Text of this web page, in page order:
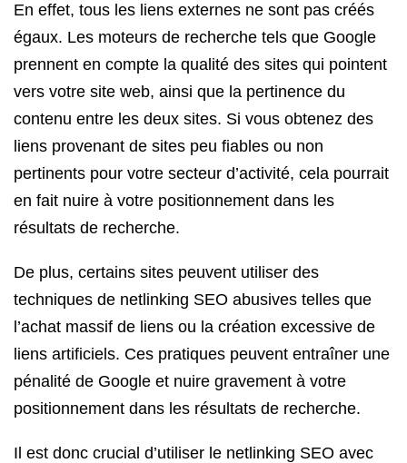
En effet, tous les liens externes ne sont pas créés
égaux. Les moteurs de recherche tels que Google
prennent en compte la qualité des sites qui pointent
vers votre site web, ainsi que la pertinence du
contenu entre les deux sites. Si vous obtenez des
liens provenant de sites peu fiables ou non
pertinents pour votre secteur d’activité, cela pourrait
en fait nuire à votre positionnement dans les
résultats de recherche.
De plus, certains sites peuvent utiliser des
techniques de netlinking SEO abusives telles que
l’achat massif de liens ou la création excessive de
liens artificiels. Ces pratiques peuvent entraîner une
pénalité de Google et nuire gravement à votre
positionnement dans les résultats de recherche.
Il est donc crucial d’utiliser le netlinking SEO avec